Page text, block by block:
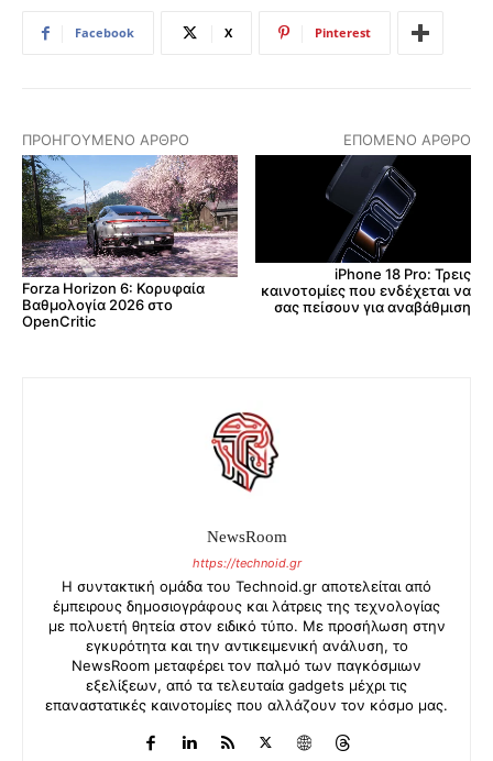
Facebook X Pinterest
ΠΡΟΗΓΟΎΜΕΝΟ ΆΡΘΡΟ
Forza Horizon 6: Κορυφαία
Βαθμολογία 2026 στο
OpenCritic
ΕΠΌΜΕΝΟ ΆΡΘΡΟ
iPhone 18 Pro: Τρεις
καινοτομίες που ενδέχεται να
σας πείσουν για αναβάθμιση
NewsRoom
https://technoid.gr
Η συντακτική ομάδα του Technoid.gr αποτελείται από
έμπειρους δημοσιογράφους και λάτρεις της τεχνολογίας
με πολυετή θητεία στον ειδικό τύπο. Με προσήλωση στην
εγκυρότητα και την αντικειμενική ανάλυση, το
NewsRoom μεταφέρει τον παλμό των παγκόσμιων
εξελίξεων, από τα τελευταία gadgets μέχρι τις
επαναστατικές καινοτομίες που αλλάζουν τον κόσμο μας.